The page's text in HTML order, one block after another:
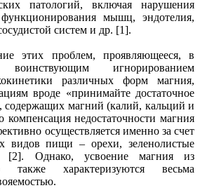
патологий, включая нарушения
мышц, эндотелия,
систем и др. [1].
этих проблем, проявляющееся, в
игнорированием
различных форм магния,
вроде «принимайте достаточное
содержащих магний (калий, кальций и
компенсация недостаточности магния
осуществляется именно за счет
видов пищи – орехи, зеленолистые
[2]. Однако, усвоение магния из
также характеризуются весьма